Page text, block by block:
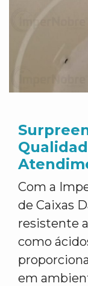
Com a
de Caixas
resistente
como
em